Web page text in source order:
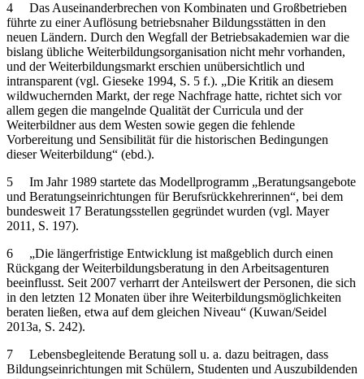
4
Das Auseinanderbrechen von Kombinaten und Großbetrieben
führte zu einer Auflösung betriebsnaher Bildungsstätten in den
neuen Ländern. Durch den Wegfall der Betriebsakademien war die
bislang übliche Weiterbildungsorganisation nicht mehr vorhanden,
und der Weiterbildungsmarkt erschien unübersichtlich und
intransparent (vgl. Gieseke 1994, S. 5 f.). „Die Kritik an diesem
wildwuchernden Markt, der rege Nachfrage hatte, richtet sich vor
allem gegen die mangelnde Qualität der Curricula und der
Weiterbildner aus dem Westen sowie gegen die fehlende
Vorbereitung und Sensibilität für die historischen Bedingungen
dieser Weiterbildung“ (ebd.).
5
Im Jahr 1989 startete das Modellprogramm „Beratungsangebote
und Beratungseinrichtungen für Berufsrückkehrerinnen“, bei dem
bundesweit 17 Beratungsstellen gegründet wurden (vgl. Mayer
2011, S. 197).
6
„Die längerfristige Entwicklung ist maßgeblich durch einen
Rückgang der Weiterbildungsberatung in den Arbeitsagenturen
beeinflusst. Seit 2007 verharrt der Anteilswert der Personen, die sich
in den letzten 12 Monaten über ihre Weiterbildungsmöglichkeiten
beraten ließen, etwa auf dem gleichen Niveau“ (Kuwan/Seidel
2013a, S. 242).
7
Lebensbegleitende Beratung soll u. a. dazu beitragen, dass
Bildungseinrichtungen mit Schülern, Studenten und Auszubildenden